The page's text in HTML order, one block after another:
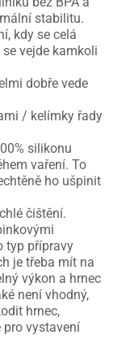
stabilitu.
kdy se celá
vejde kamkoli
dobře vede
/ kelímky řady
silikonu
vaření. To
ho ušpinit
čištění.
typ přípravy
je třeba mít na
výkon a hrnec
není vhodný,
hrnec,
pro vystavení